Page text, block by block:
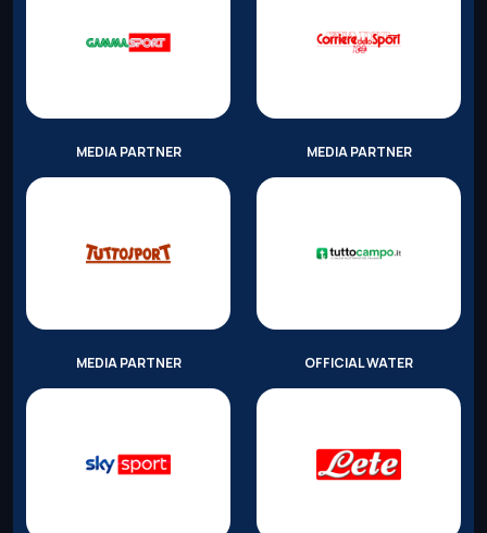
MEDIA PARTNER MEDIA PARTNER
MEDIA PARTNER OFFICIAL WATER